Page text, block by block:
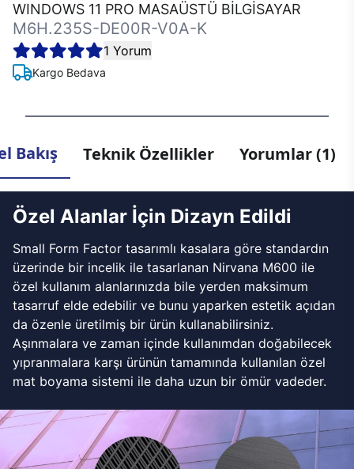
WINDOWS 11 PRO MASAÜSTÜ BİLGİSAYAR
M6H.235S-DE00R-V0A-K
1 Yorum
Kargo Bedava
Bakış Teknik Özellikler Yorumlar (1)
Özel Alanlar İçin Dizayn Edildi
Small Form Factor tasarımlı kasalara göre standardın
üzerinde bir incelik ile tasarlanan Nirvana M600 ile
özel kullanım alanlarınızda bile yerden maksimum
tasarruf elde edebilir ve bunu yaparken estetik açıdan
da özenle üretilmiş bir ürün kullanabilirsiniz.
Aşınmalara ve zaman içinde kullanımdan doğabilecek
yıpranmalara karşı ürünün tamamında kullanılan özel
mat boyama sistemi ile daha uzun bir ömür vadeder.